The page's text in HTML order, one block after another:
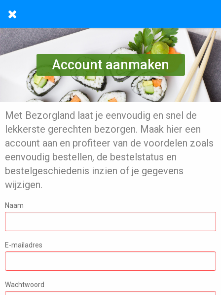
Account aanmaken
Met Bezorgland laat je eenvoudig en snel de
lekkerste gerechten bezorgen. Maak hier een
account aan en profiteer van de voordelen zoals
eenvoudig bestellen, de bestelstatus en
bestelgeschiedenis inzien of je gegevens
wijzigen.
Naam
E-mailadres
Wachtwoord